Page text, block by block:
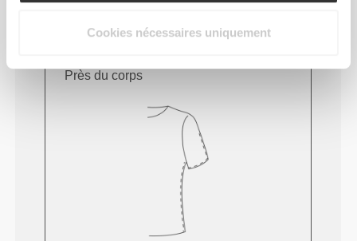
Cookies nécessaires uniquement
Près du corps